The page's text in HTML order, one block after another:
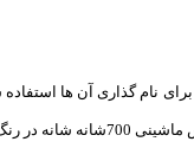
نام ‌گذاری آن ها
وجود دارند.